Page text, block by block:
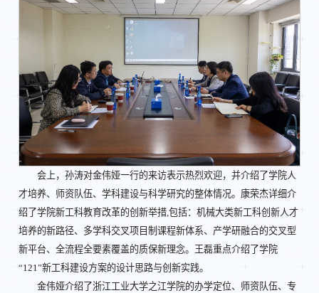
会上，孙涛对金伟娅一行的来访表示热烈欢迎，并介绍了学院人
才培养、师资队伍、学科建设与科学研究的整体情况。康荣杰详细介
绍了学院新工科教育改革的创新举措,包括：机械大类新工科创新人才
培养的新路径、多学科交叉项目制课程新体系、产学研融合的交叉型
新平台、全流程全要素覆盖的质保新理念。王磊重点介绍了学院
“121”新工科建设方案的设计思路与创新实践。
金伟娅介绍了浙江工业大学之江学院的办学定位、师资队伍、专